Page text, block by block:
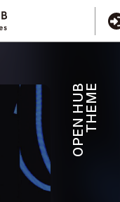
OPEN HUBTHEME